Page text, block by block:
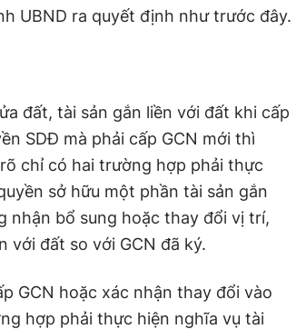
UBND ra quyết định như trước đây.
đất, tài sản gắn liền với đất khi cấp
SDĐ mà phải cấp GCN mới thì
chỉ có hai trường hợp phải thực
sở hữu một phần tài sản gắn
nhận bổ sung hoặc thay đổi vị trí,
với đất so với GCN đã ký.
GCN hoặc xác nhận thay đổi vào
hợp phải thực hiện nghĩa vụ tài